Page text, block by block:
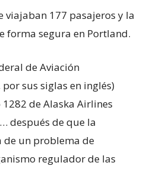
viajaban 177 pasajeros y la
forma segura en Portland.
de Aviación
sus siglas en inglés)
de Alaska Airlines
después de que la
un problema de
regulador de las